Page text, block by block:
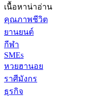
เนื้อหาน่าอ่าน
คุณภาพชีวิต
ยานยนต์
กีฬา
SMEs
หวยฮานอย
ราศีมังกร
ธุรกิจ